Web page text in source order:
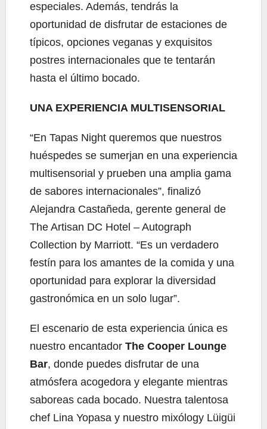
especiales. Además, tendrás la
oportunidad de disfrutar de estaciones de
típicos, opciones veganas y exquisitos
postres internacionales que te tentarán
hasta el último bocado.
UNA EXPERIENCIA MULTISENSORIAL
“En Tapas Night queremos que nuestros
huéspedes se sumerjan en una experiencia
multisensorial y prueben una amplia gama
de sabores internacionales”, finalizó
Alejandra Castañeda, gerente general de
The Artisan DC Hotel – Autograph
Collection by Marriott. “Es un verdadero
festín para los amantes de la comida y una
oportunidad para explorar la diversidad
gastronómica en un solo lugar”.
El escenario de esta experiencia única es
nuestro encantador The Cooper Lounge
Bar, donde puedes disfrutar de una
atmósfera acogedora y elegante mientras
saboreas cada bocado. Nuestra talentosa
chef Lina Yopasa y nuestro mixólogy Lüigüi